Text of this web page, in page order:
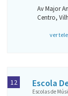
Av Major
Centro,
ver
Escola
Escolas de
12